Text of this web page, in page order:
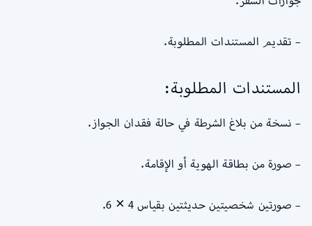
– تقديم المستندات المطلوبة.
المستندات المطلوبة:
– نسخة من بلاغ الشرطة في حالة فقدان الجواز.
– صورة من بطاقة الهوية أو الإقامة.
– صورتين شخصيتين حديثتين بقياس 4 × 6.